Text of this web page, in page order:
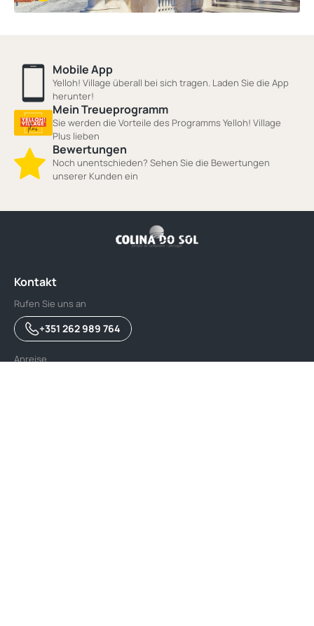
Mobile App
Yelloh! Village überall bei sich tragen. Laden Sie die App
herunter!
Mein Treueprogramm
Sie werden die Vorteile des Programms Yelloh! Village
Plus lieben
Bewertungen
Noch unentschieden? Sehen Sie die Bewertungen
unserer Kunden ein
Kontakt
Rufen Sie uns an
+351 262 989 764
Anreise